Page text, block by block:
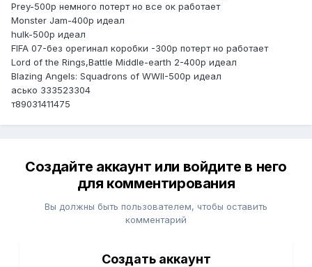
Prey-500р немного потерт но все ок работает
Monster Jam-400р идеал
hulk-500p идеал
FIFA 07-без орегинал коробки -300р потерт но работает
Lord of the Rings,Battle Middle-earth 2-400р идеал
Blazing Angels: Squadrons of WWII-500р идеал
асько 333523304
т89031411475
Создайте аккаунт или войдите в него
для комментирования
Вы должны быть пользователем, чтобы оставить
комментарий
Создать аккаунт